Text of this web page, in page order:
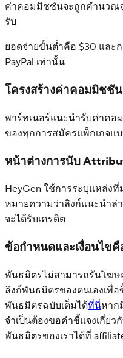
ค่าคอมมิชชันจะถูกคำนวณจ
รับ
ยอดจ่ายขั้นต่ำคือ $30 แล
PayPal เท่านั้น
โครงสร้างค่าคอมมิชชัน
พาร์ทเนอร์แนะนำรับค่าคอ
ของทุกการสมัครแพ็กเกจแ
หน้าต่างการนับ
HeyGen ใช้การระบุแหล่ง
หมายความว่าลิงก์แนะนำ
จะได้รับเครดิต
ข้อกำหนดและเงื่อนไขคื
พันธมิตรไม่สามารถรันโฆ
ลิงก์พันธมิตรของตนเองเพื่
พันธมิตรฉบับเต็มได้ที่นี่หาก
จำเป็นต้องขอคำชี้แจงเกี่ย
พันธมิตรของเราได้ที่